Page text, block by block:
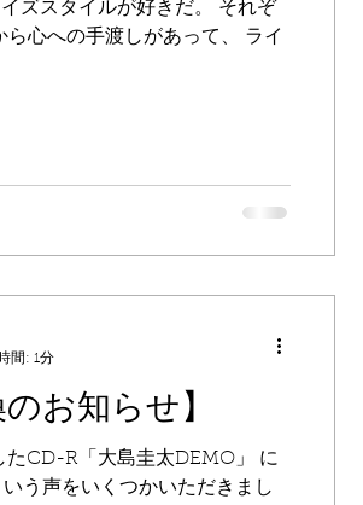
ズスタイルが好きだ。 それぞ
心への手渡しがあって、 ライ
お知らせ】
たCD-R「大島圭太DEMO」 に
う声をいくつかいただきまし
間: 1分